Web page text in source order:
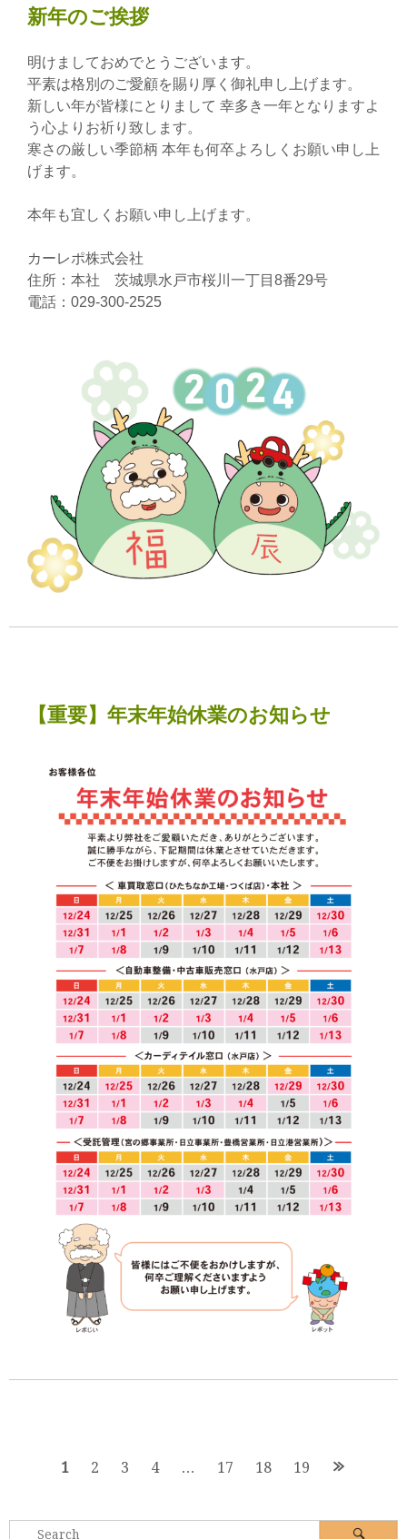
新年のご挨拶
明けましておめでとうございます。
平素は格別のご愛顧を賜り厚く御礼申し上げます。
新しい年が皆様にとりまして 幸多き一年となりますよ
う心よりお祈り致します。
寒さの厳しい季節柄 本年も何卒よろしくお願い申し上
げます。
本年も宜しくお願い申し上げます。
カーレポ株式会社
住所：本社 茨城県水戸市桜川一丁目8番29号
電話：029-300-2525
【重要】年末年始休業のお知らせ
Posts1 2 3 4 … 17 18 19
Search